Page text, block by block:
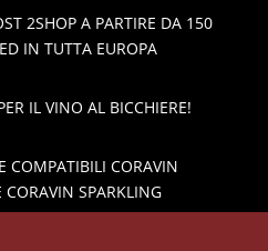
2SHOP A PARTIRE DA 150
IN TUTTA EUROPA
IL VINO AL BICCHIERE!
COMPATIBILI CORAVIN
CORAVIN SPARKLING